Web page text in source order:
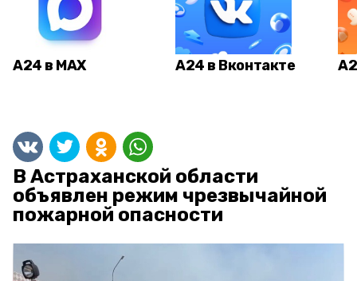
А24 в MAX А24 в Вконтакте
В Астраханской области
объявлен режим чрезвычайной
пожарной опасности